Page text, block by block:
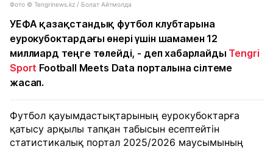
Фото © Tengrinews.kz / Болат Айтмолда
УЕФА қазақстандық футбол клубтарына
еурокубоктардағы өнері үшін шамамен 12
миллиард теңге төлейді, - деп хабарлайды Tengri
Sport Football Meets Data порталына сілтеме
жасап.
Футбол қауымдастықтарының еурокубоктарға
қатысу арқылы тапқан табысын есептейтін
статистикалық портал 2025/2026 маусымының